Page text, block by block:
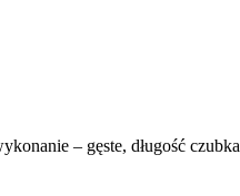
– gęste, długość